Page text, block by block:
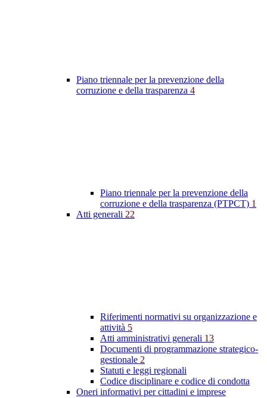
Piano triennale per la prevenzione della
corruzione e della trasparenza 4
Piano triennale per la prevenzione della
corruzione e della trasparenza (PTPCT) 1
Atti generali 22
Riferimenti normativi su organizzazione e
attività 5
Atti amministrativi generali 13
Documenti di programmazione strategico-
gestionale 2
Statuti e leggi regionali
Codice disciplinare e codice di condotta
Oneri informativi per cittadini e imprese